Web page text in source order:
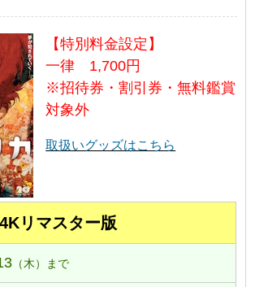
【特別料金設定】
一律 1,700円
※招待券・割引券・無料鑑賞
対象外
取扱いグッズはこちら
リマスター版
（木）まで